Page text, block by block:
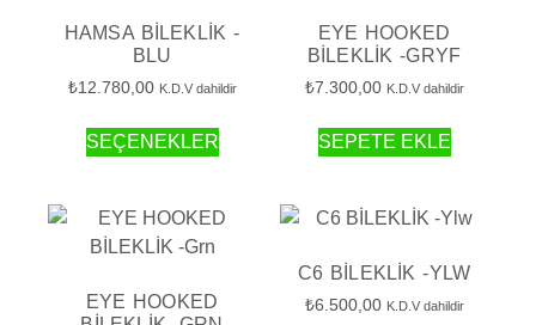
HAMSA BİLEKLİK -
BLU
₺12.780,00 K.D.V dahildir
SEÇENEKLER
EYE HOOKED
BİLEKLİK -GRYF
₺7.300,00 K.D.V dahildir
SEPETE EKLE
EYE HOOKED
C6 BİLEKLİK -YLW
₺6.500,00 K.D.V dahildir